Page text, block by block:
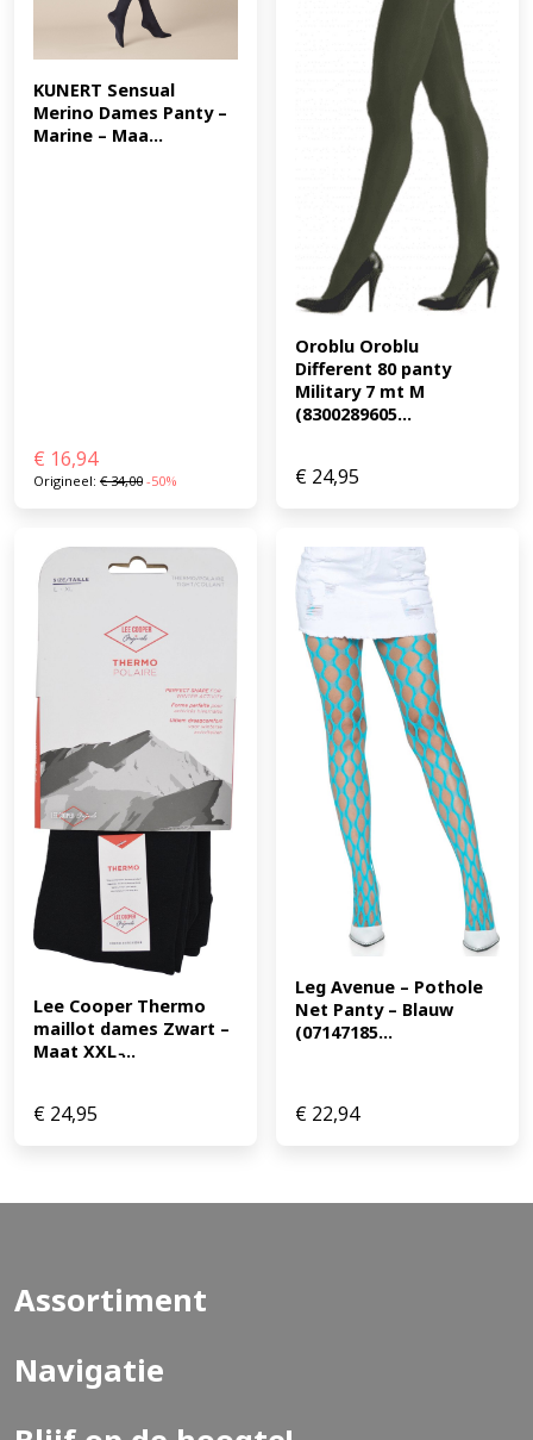
KUNERT Sensual
Merino Dames Panty –
Marine – Maa...
€ 16,94
Origineel: €34,00 -50%
Oroblu Oroblu
Different 80 panty
Military 7 mt M
(8300289605...
€ 24,95
Lee Cooper Thermo
maillot dames Zwart –
Maat XXL ̵...
€ 24,95
Leg Avenue – Pothole
Net Panty – Blauw
(07147185...
€ 22,94
Assortiment
Navigatie